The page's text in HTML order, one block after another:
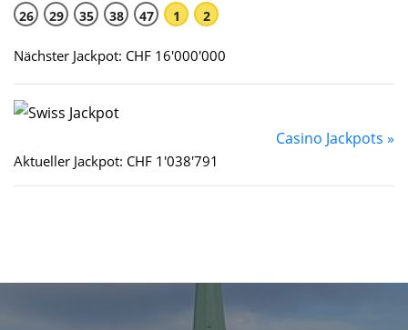
26 29 35 38 47 1 2
Nächster Jackpot: CHF 16'000'000
Casino Jackpots »
Aktueller Jackpot: CHF 1'038'791